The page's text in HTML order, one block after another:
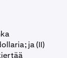
ja (II)